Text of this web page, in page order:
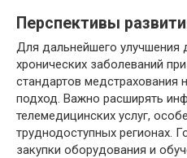
Перспективы
Для дальнейшего улучшения
хронических заболеваний
стандартов медстрахования
подход. Важно расширять
телемедицинских услуг,
труднодоступных регионах.
закупки оборудования и